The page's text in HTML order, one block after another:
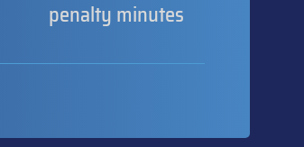
penalty minutes